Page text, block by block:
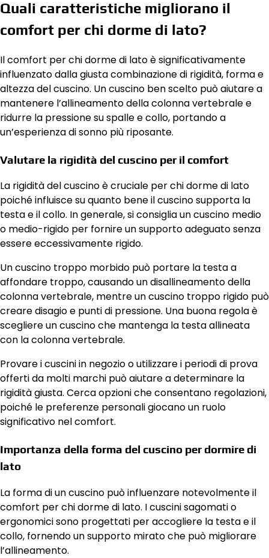
Quali caratteristiche migliorano il
comfort per chi dorme di lato?
Il comfort per chi dorme di lato è significativamente
influenzato dalla giusta combinazione di rigidità, forma e
altezza del cuscino. Un cuscino ben scelto può aiutare a
mantenere l’allineamento della colonna vertebrale e
ridurre la pressione su spalle e collo, portando a
un’esperienza di sonno più riposante.
Valutare la rigidità del cuscino per il comfort
La rigidità del cuscino è cruciale per chi dorme di lato
poiché influisce su quanto bene il cuscino supporta la
testa e il collo. In generale, si consiglia un cuscino medio
o medio-rigido per fornire un supporto adeguato senza
essere eccessivamente rigido.
Un cuscino troppo morbido può portare la testa a
affondare troppo, causando un disallineamento della
colonna vertebrale, mentre un cuscino troppo rigido può
creare disagio e punti di pressione. Una buona regola è
scegliere un cuscino che mantenga la testa allineata
con la colonna vertebrale.
Provare i cuscini in negozio o utilizzare i periodi di prova
offerti da molti marchi può aiutare a determinare la
rigidità giusta. Cerca opzioni che consentano regolazioni,
poiché le preferenze personali giocano un ruolo
significativo nel comfort.
Importanza della forma del cuscino per dormire di
lato
La forma di un cuscino può influenzare notevolmente il
comfort per chi dorme di lato. I cuscini sagomati o
ergonomici sono progettati per accogliere la testa e il
collo, fornendo un supporto mirato che può migliorare
l’allineamento.